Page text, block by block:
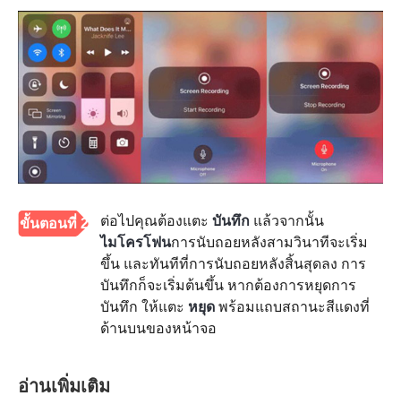
ขั้นตอนที่ 2 ต่อไปคุณต้องแตะ บันทึก แล้วจากนั้น
ไมโครโฟนการนับถอยหลังสามวินาทีจะเริ่ม
ขึ้น และทันทีที่การนับถอยหลังสิ้นสุดลง การ
บันทึกก็จะเริ่มต้นขึ้น หากต้องการหยุดการ
บันทึก ให้แตะ หยุด พร้อมแถบสถานะสีแดงที่
ด้านบนของหน้าจอ
อ่านเพิ่มเติม